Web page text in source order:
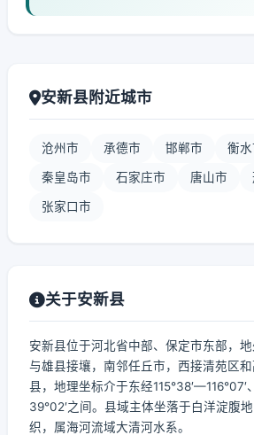
安新县附近城市
沧州市 承德市 邯郸市 衡水
秦皇岛市 石家庄市 唐山市
张家口市
关于安新县
安新县位于河北省中部、保定市东部，
与雄县接壤，南邻任丘市，西接清苑区
县，地理坐标介于东经
39°02′之间。县域主体坐落于白洋淀腹
织，属海河流域大清河水系。